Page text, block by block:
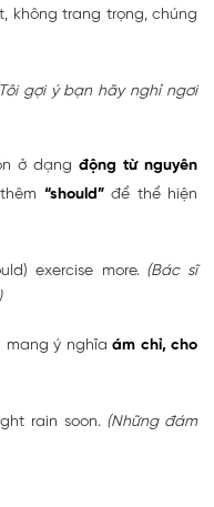
không trang trọng, chúng
gợi ý bạn hãy nghỉ ngơi
ở dạng động từ nguyên
“should”để thể hiện
exercise more.(Bác sĩ
mang ý nghĩa ám chỉ, cho
rain soon. (Những đám